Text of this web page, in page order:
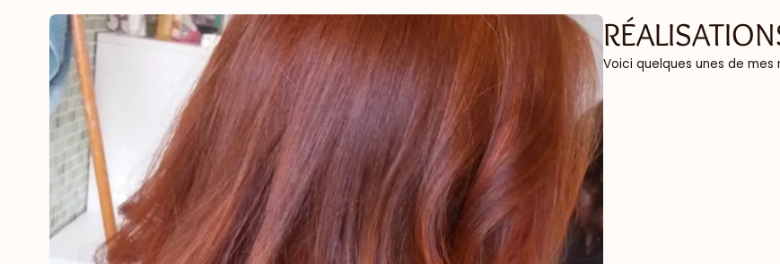
Voici quelques unes de mes